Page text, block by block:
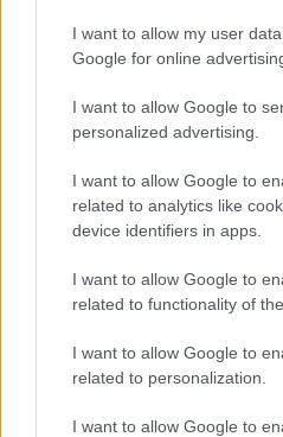
I want to allow my user
Google for online
I want to allow Google to
personalized advertising.
I want to allow Google to
related to analytics like
device identifiers in apps.
I want to allow Google to
related to functionality of
I want to allow Google to
related to personalization.
I want to allow Google to
Ha már abba a kínos
életben maradásunk
döntéseket arra nem
hozzák meg, dőljünk
egy sört, és röhögjünk egy
azonban feltétlenül
dobozos legyen, mert az a
herevédő-fedővé
testnedveinket a
Címkék:vígjáték háborús